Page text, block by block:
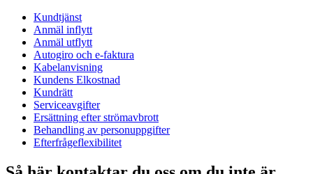
Kundtjänst
Anmäl inflytt
Anmäl utflytt
Autogiro och e-faktura
Kabelanvisning
Kundens Elkostnad
Kundrätt
Serviceavgifter
Ersättning efter strömavbrott
Behandling av personuppgifter
Efterfrågeflexibilitet